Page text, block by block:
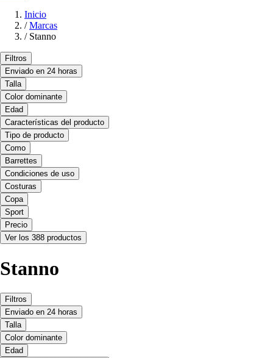
Inicio
/ Marcas
/ Stanno
Filtros
Enviado en 24 horas
Talla
Color dominante
Edad
Características del producto
Tipo de producto
Como
Barrettes
Condiciones de uso
Costuras
Copa
Sport
Precio
Ver los 388 productos
Stanno
Filtros
Enviado en 24 horas
Talla
Color dominante
Edad